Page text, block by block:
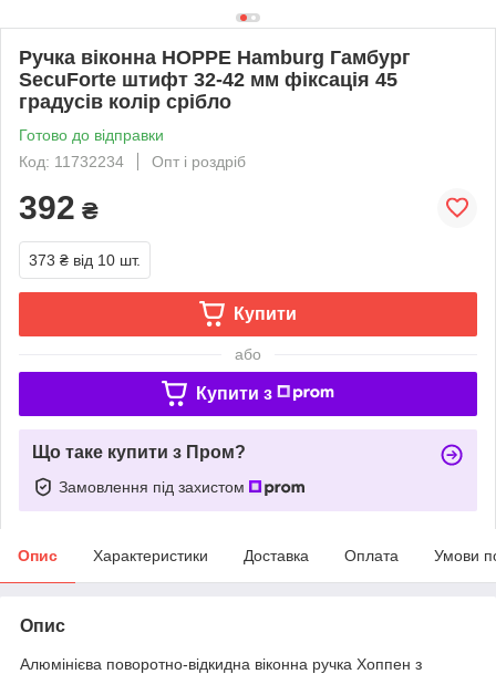
Ручка віконна HOPPE Hamburg Гамбург
SecuForte штифт 32-42 мм фіксація 45
градусів колір срібло
Готово до відправки
Код: 11732234
Опт і роздріб
392 ₴
373 ₴ від 10 шт.
Купити
або
Купити з
Що таке купити з Пром?
Замовлення під захистом
Опис Характеристики Доставка Оплата Умови
Опис
Алюмінієва поворотно-відкидна віконна ручка Хоппен з